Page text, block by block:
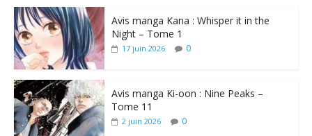
Avis manga Kana : Whisper it in the
Night – Tome 1
17 juin 2026 0
Avis manga Ki-oon : Nine Peaks –
Tome 11
2 juin 2026 0